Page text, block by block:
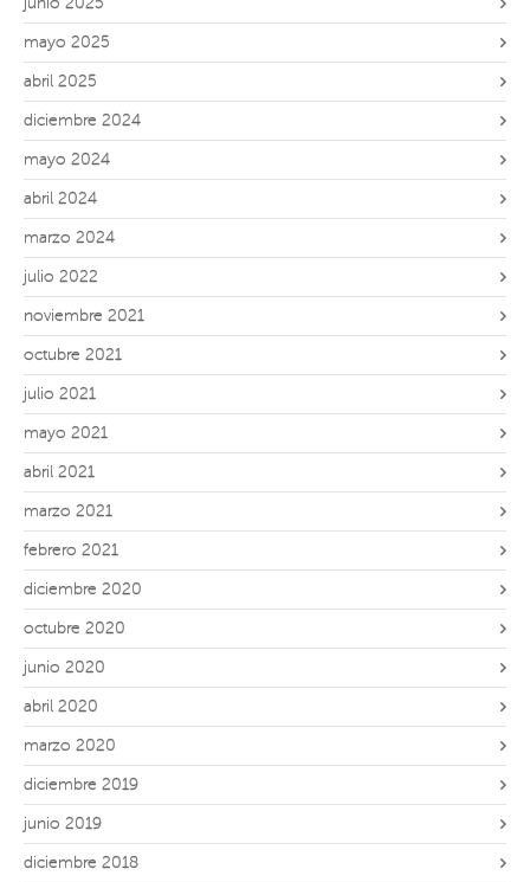
mayo 2025
abril 2025
diciembre 2024
mayo 2024
abril 2024
marzo 2024
julio 2022
noviembre 2021
octubre 2021
julio 2021
mayo 2021
abril 2021
marzo 2021
febrero 2021
diciembre 2020
octubre 2020
junio 2020
abril 2020
marzo 2020
diciembre 2019
junio 2019
diciembre 2018